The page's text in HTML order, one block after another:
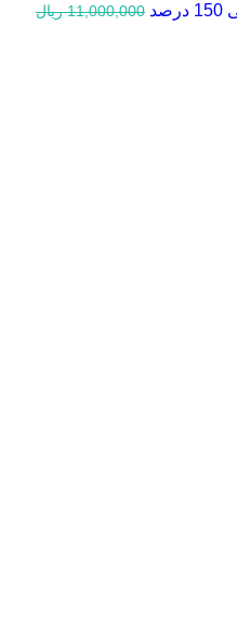
11,000,000 ریال